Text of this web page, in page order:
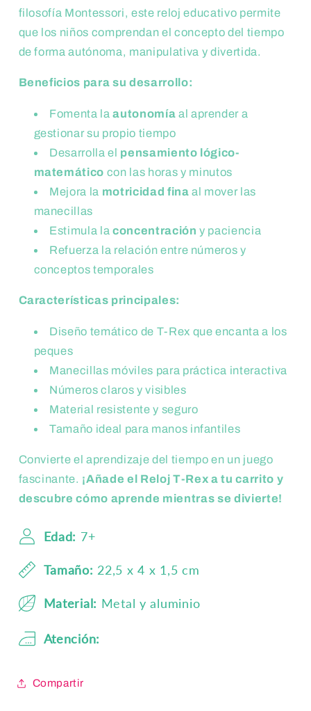
filosofía Montessori, este reloj educativo permite
que los niños comprendan el concepto del tiempo
de forma autónoma, manipulativa y divertida.
Beneficios para su desarrollo:
Fomenta laautonomía al aprender a
gestionar su propio tiempo
Desarrolla el pensamiento lógico-
matemático con las horas y minutos
Mejora la motricidad fina al mover las
manecillas
Estimula la concentración y paciencia
Refuerza la relación entre números y
conceptos temporales
Características principales:
Diseño temático de T-Rex que encanta a los
peques
Manecillas móviles para práctica interactiva
Números claros y visibles
Material resistente y seguro
Tamaño ideal para manos infantiles
Convierte el aprendizaje del tiempo en un juego
fascinante. ¡Añade el Reloj T-Rex a tu carrito y
descubre cómo aprende mientras se divierte!
Edad: 7+
Tamaño: 22,5 x 4 x 1,5 cm
Material: Metal y aluminio
Atención:
Compartir